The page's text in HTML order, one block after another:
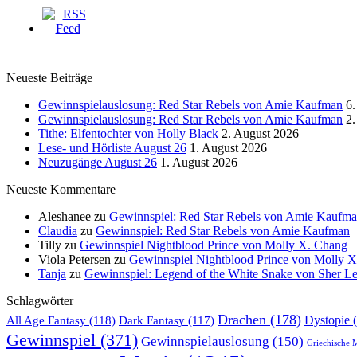
Neueste Beiträge
Gewinnspielauslosung: Red Star Rebels von Amie Kaufman
Gewinnspielauslosung: Red Star Rebels von Amie Kaufman
Tithe: Elfentochter von Holly Black 2. August 2026
Lese- und Hörliste August 26 1. August 2026
Neuzugänge August 26 1. August 2026
Neueste Kommentare
Aleshanee zu Gewinnspiel: Red Star Rebels von Amie
Claudia zu Gewinnspiel: Red Star Rebels von Amie Kaufman
Tilly zu Gewinnspiel Nightblood Prince von Molly X. Chang
Viola Petersen zu Gewinnspiel Nightblood Prince von Molly
Tanja zu Gewinnspiel: Legend of the White Snake von Sher
Schlagwörter
All Age Fantasy (118) Dark Fantasy (117) Drachen (178) Dystopie
Gewinnspiel (371) Gewinnspielauslosung (150) Griechische